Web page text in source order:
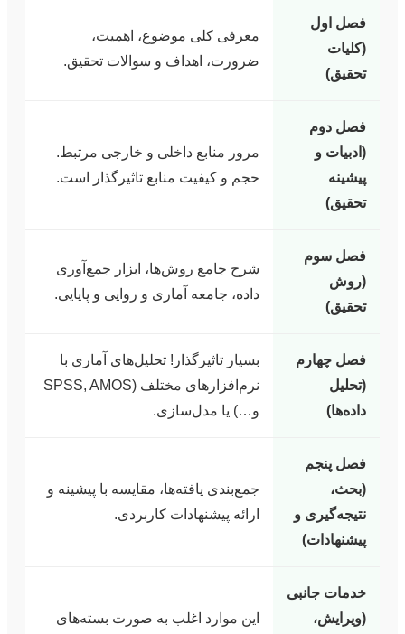
فصل اول
(کلیات
تحقیق)
معرفی کلی موضوع، اهمیت،
ضرورت، اهداف و سوالات تحقیق.
فصل دوم
(ادبیات و
پیشینه
تحقیق)
مرور منابع داخلی و خارجی مرتبط.
حجم و کیفیت منابع تاثیرگذار است.
فصل سوم
(روش
تحقیق)
شرح جامع روش‌ها، ابزار جمع‌آوری
داده، جامعه آماری و روایی و پایایی.
فصل چهارم
(تحلیل
داده‌ها)
بسیار تاثیرگذار! تحلیل‌های آماری با
نرم‌افزارهای مختلف (SPSS, AMOS
و…) یا مدل‌سازی.
فصل پنجم
(بحث،
نتیجه‌گیری و
پیشنهادات)
جمع‌بندی یافته‌ها، مقایسه با پیشینه و
ارائه پیشنهادات کاربردی.
خدمات جانبی
(ویرایش،
این موارد اغلب به صورت بسته‌های